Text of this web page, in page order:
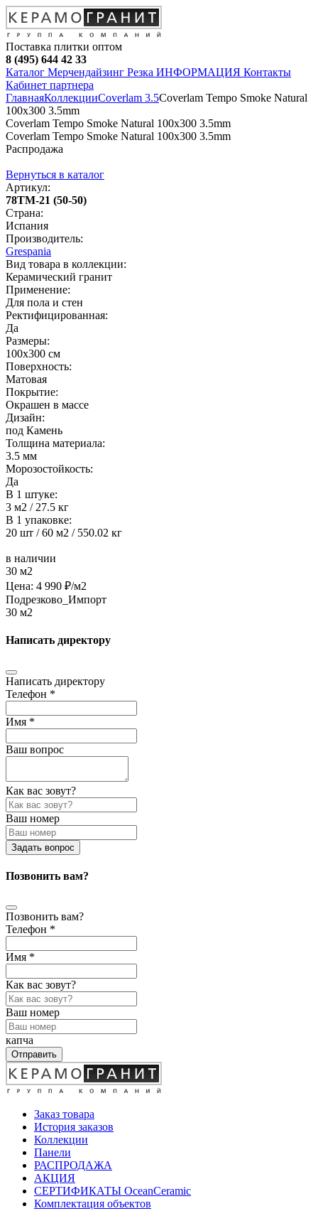
Поставка плитки оптом
8 (495) 644 42 33
Каталог Мерчендайзинг Резка ИНФОРМАЦИЯ Контакты
Кабинет партнера
ГлавнаяКоллекцииCoverlam 3.5Coverlam Tempo Smoke Natural
100х300 3.5mm
Coverlam Tempo Smoke Natural 100х300 3.5mm
Coverlam Tempo Smoke Natural 100х300 3.5mm
Распродажа
Вернуться в каталог
Артикул:
78TM-21 (50-50)
Страна:
Испания
Производитель:
Grespania
Вид товара в коллекции:
Керамический гранит
Применение:
Для пола и стен
Ректифицированная:
Да
Размеры:
100x300 см
Поверхность:
Матовая
Покрытие:
Окрашен в массе
Дизайн:
под Камень
Толщина материала:
3.5 мм
Морозостойкость:
Да
В 1 штуке:
3 м2 / 27.5 кг
В 1 упаковке:
20 шт / 60 м2 / 550.02 кг
в наличии
30 м2
Цена: 4 990 ₽/м2
Подрезково_Импорт
30 м2
Написать директору
Написать директору
Телефон *
Имя *
Ваш вопрос
Как вас зовут?
Ваш номер
Задать вопрос
Позвонить вам?
Позвонить вам?
Телефон *
Имя *
Как вас зовут?
Ваш номер
капча
Отправить
Заказ товара
История заказов
Коллекции
Панели
РАСПРОДАЖА
АКЦИЯ
СЕРТИФИКАТЫ OceanCeramic
Комплектация объектов